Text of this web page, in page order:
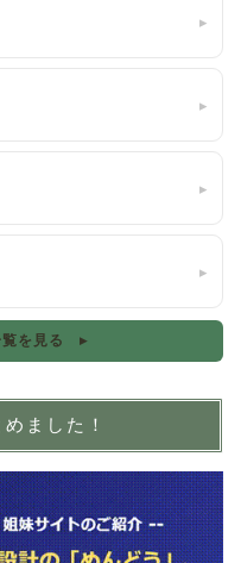
▸
▸
▸
▸
覧を見る ▸
ました！